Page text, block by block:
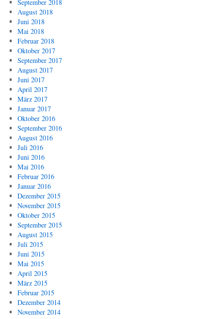
September 2018
August 2018
Juni 2018
Mai 2018
Februar 2018
Oktober 2017
September 2017
August 2017
Juni 2017
April 2017
März 2017
Januar 2017
Oktober 2016
September 2016
August 2016
Juli 2016
Juni 2016
Mai 2016
Februar 2016
Januar 2016
Dezember 2015
November 2015
Oktober 2015
September 2015
August 2015
Juli 2015
Juni 2015
Mai 2015
April 2015
März 2015
Februar 2015
Dezember 2014
November 2014